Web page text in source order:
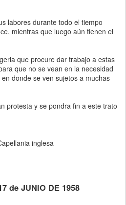
labores durante todo el tiempo
mientras que luego aún tienen el
que procure dar trabajo a estas
que no se vean en la necesidad
donde se ven sujetos a muchas
protesta y se pondra fin a este trato
inglesa
de JUNIO DE 1958